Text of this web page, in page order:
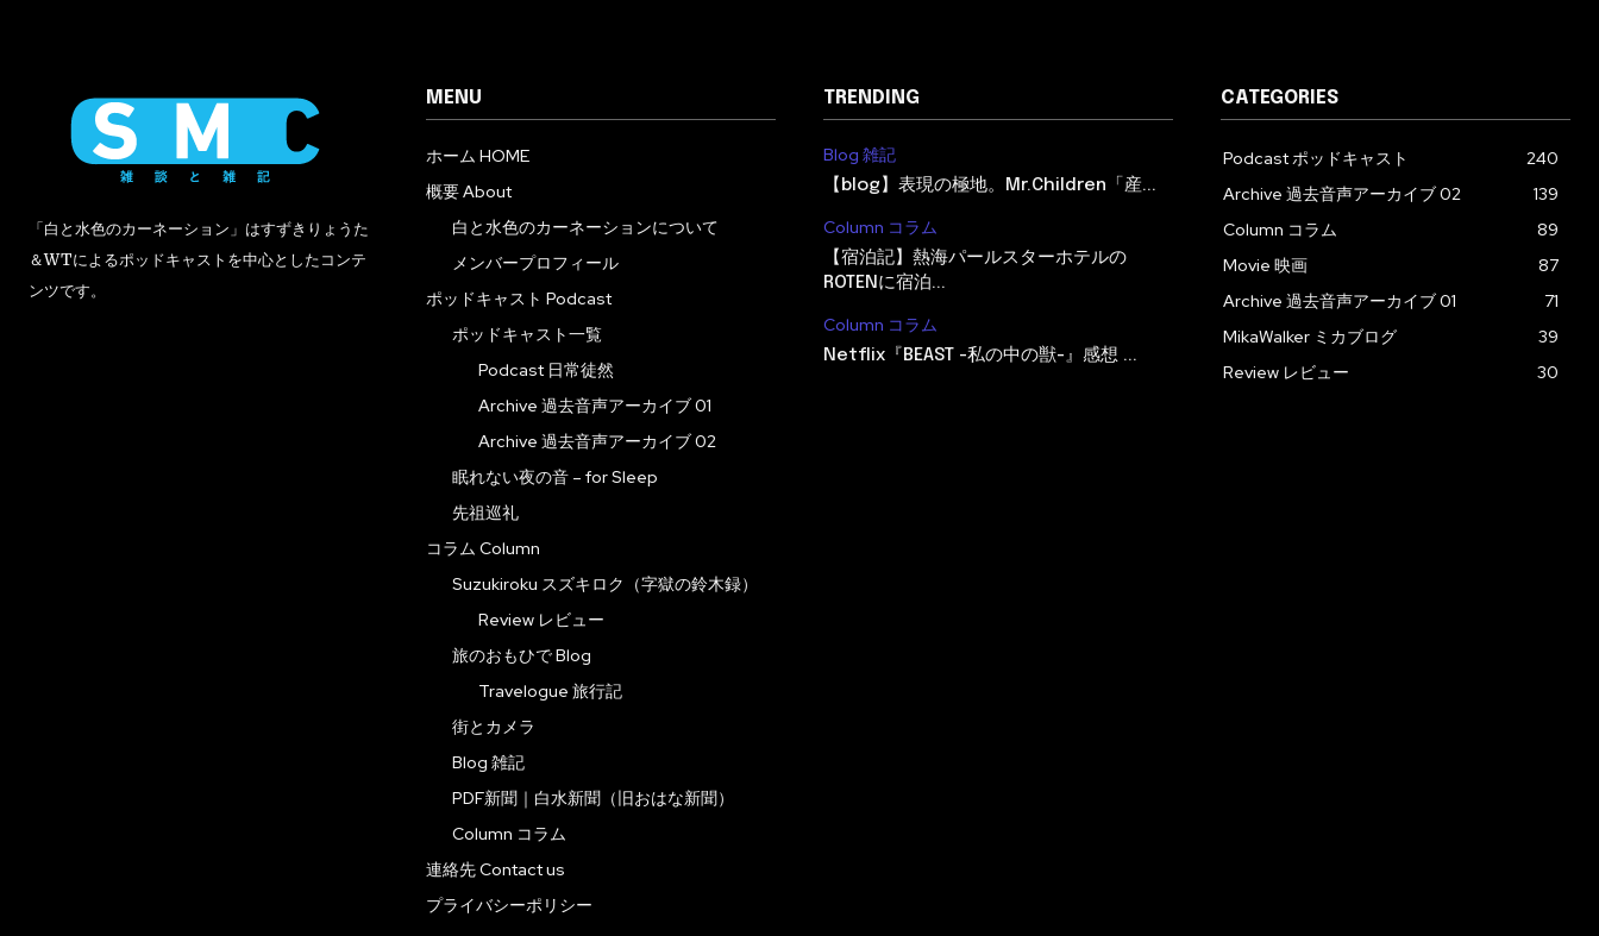
「白と水色のカーネーション」はすずきりょうた
＆WTによるポッドキャストを中心としたコンテ
ンツです。
MENU
ホーム HOME
概要 About
白と水色のカーネーションについて
メンバープロフィール
ポッドキャスト Podcast
ポッドキャスト一覧
Podcast 日常徒然
Archive 過去音声アーカイブ 01
Archive 過去音声アーカイブ 02
眠れない夜の音 – for Sleep
先祖巡礼
コラム Column
Suzukiroku スズキロク（字獄の鈴木録）
Review レビュー
旅のおもひで Blog
Travelogue 旅行記
街とカメラ
Blog 雑記
PDF新聞｜白水新聞（旧おはな新聞）
Column コラム
連絡先 Contact us
プライバシーポリシー
TRENDING
Blog 雑記
【blog】表現の極地。Mr.Children「産...
Column コラム
【宿泊記】熱海パールスターホテルの
ROTENに宿泊...
Column コラム
Netflix『BEAST -私の中の獣-』感想 ...
CATEGORIES
Podcast ポッドキャスト
240
Archive 過去音声アーカイブ 02
139
Column コラム
89
Movie 映画
87
Archive 過去音声アーカイブ 01
71
MikaWalker ミカブログ
39
Review レビュー
30